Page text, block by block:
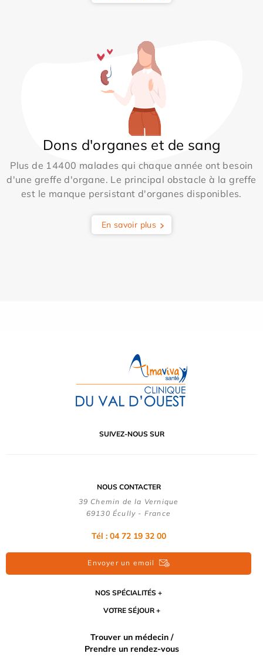
Dons d'organes et de sang
Plus de 14400 malades qui chaque année ont besoin
d'une greffe d'organe. Le principal obstacle à la greffe
est le manque persistant d'organes disponibles.
En savoir plus
SUIVEZ-NOUS SUR
NOUS CONTACTER
39 Chemin de la Vernique
69130 Écully - France
Tél : 04 72 19 32 00
Envoyer un email
NOS SPÉCIALITÉS
VOTRE SÉJOUR
Trouver un médecin /
Prendre un rendez-vous